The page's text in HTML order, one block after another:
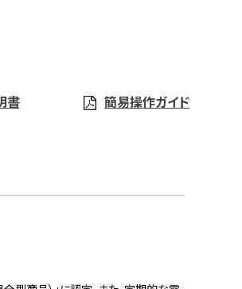
書 簡易操作ガイド